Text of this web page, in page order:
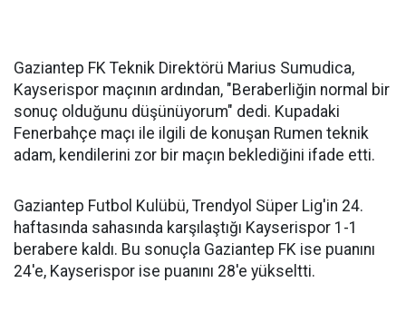
Gaziantep FK Teknik Direktörü Marius Sumudica,
Kayserispor maçının ardından, "Beraberliğin normal bir
sonuç olduğunu düşünüyorum" dedi. Kupadaki
Fenerbahçe maçı ile ilgili de konuşan Rumen teknik
adam, kendilerini zor bir maçın beklediğini ifade etti.
Gaziantep Futbol Kulübü, Trendyol Süper Lig'in 24.
haftasında sahasında karşılaştığı Kayserispor 1-1
berabere kaldı. Bu sonuçla Gaziantep FK ise puanını
24'e, Kayserispor ise puanını 28'e yükseltti.